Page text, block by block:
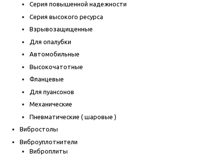
Серия повышенной надежности
Серия высокого ресурса
Взрывозащищенные
Для опалубки
Автомобильные
Высокочатотные
Фланцевые
Для пуансонов
Механические
Пневматические ( шаровые )
Вибростолы
Виброуплотнители
Виброплиты